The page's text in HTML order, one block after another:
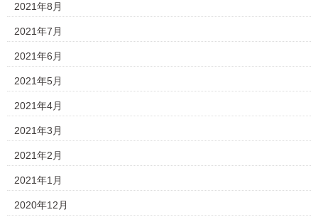
2021年8月
2021年7月
2021年6月
2021年5月
2021年4月
2021年3月
2021年2月
2021年1月
2020年12月